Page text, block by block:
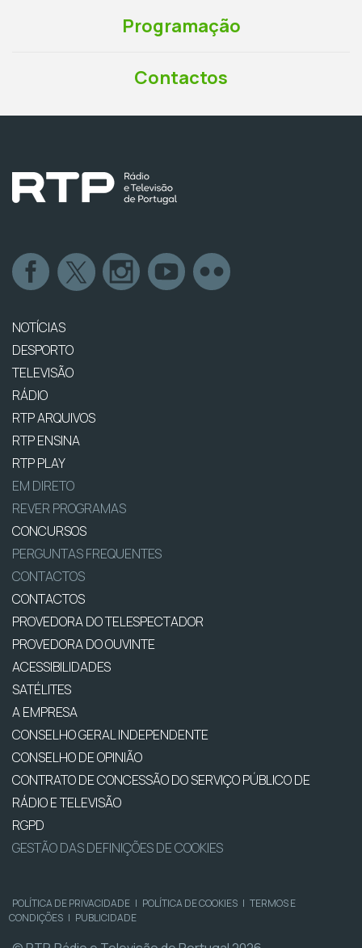
Programação
Contactos
NOTÍCIAS
DESPORTO
TELEVISÃO
RÁDIO
RTP ARQUIVOS
RTP ENSINA
RTP PLAY
EM DIRETO
REVER PROGRAMAS
CONCURSOS
PERGUNTAS FREQUENTES
CONTACTOS
CONTACTOS
PROVEDORA DO TELESPECTADOR
PROVEDORA DO OUVINTE
ACESSIBILIDADES
SATÉLITES
A EMPRESA
CONSELHO GERAL INDEPENDENTE
CONSELHO DE OPINIÃO
CONTRATO DE CONCESSÃO DO SERVIÇO PÚBLICO DE
RÁDIO E TELEVISÃO
RGPD
GESTÃO DAS DEFINIÇÕES DE COOKIES
POLÍTICA DE PRIVACIDADE | POLÍTICA DE COOKIES | TERMOS E
CONDIÇÕES | PUBLICIDADE